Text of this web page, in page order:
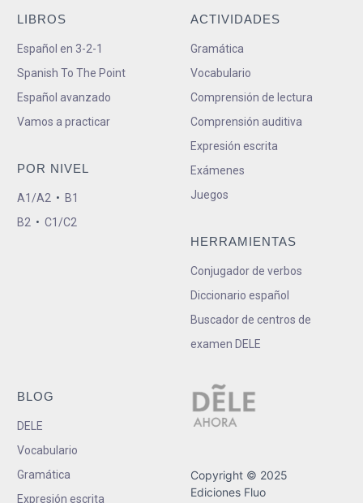
LIBROS
Español en 3-2-1
Spanish To The Point
Español avanzado
Vamos a practicar
POR NIVEL
A1/A2 • B1
B2 • C1/C2
ACTIVIDADES
Gramática
Vocabulario
Comprensión de lectura
Comprensión auditiva
Expresión escrita
Exámenes
Juegos
HERRAMIENTAS
Conjugador de verbos
Diccionario español
Buscador de centros de
examen DELE
BLOG
DELE
Vocabulario
Gramática
Expresión escrita
Copyright © 2025
Ediciones Fluo